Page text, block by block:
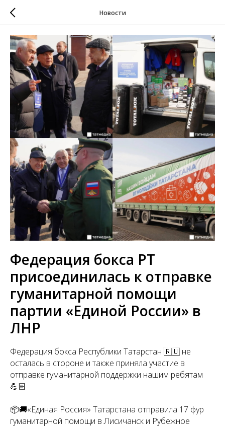
Новости
Федерация бокса РТ
присоединилась к отправке
гуманитарной помощи
партии «Единой России» в
ЛНР
Федерация бокса Республики Татарстан 🇷🇺 не
осталась в стороне и также приняла участие в
отправке гуманитарной поддержки нашим ребятам
💪🏻
📦🚚«Единая Россия» Татарстана отправила 17 фур
гуманитарной помощи в Лисичанск и Рубежное